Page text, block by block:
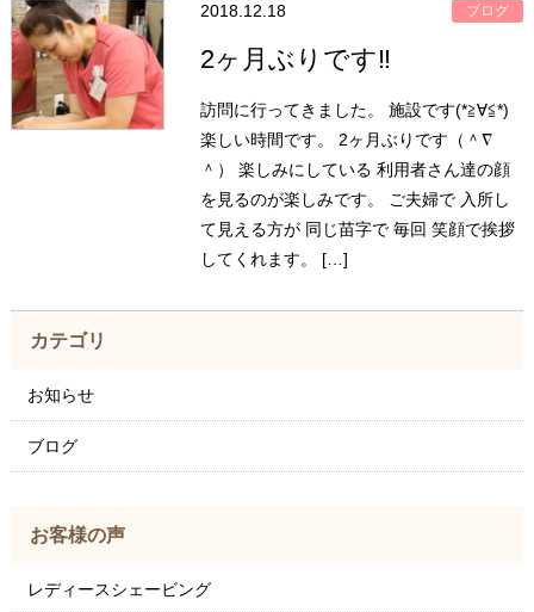
2018.12.18 ブログ
2ヶ月ぶりです‼︎
訪問に行ってきました。 施設です(*≧∀≦*)
楽しい時間です。 2ヶ月ぶりです（＾∇
＾） 楽しみにしている 利用者さん達の顔
を見るのが楽しみです。 ご夫婦で 入所し
て見える方が 同じ苗字で 毎回 笑顔で挨拶
してくれます。 […]
カテゴリ
お知らせ
ブログ
お客様の声
レディースシェービング